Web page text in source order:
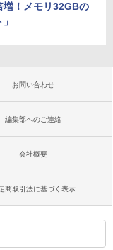
増！メモリ32GBの
お問い合わせ
編集部へのご連絡
会社概要
商取引法に基づく表示